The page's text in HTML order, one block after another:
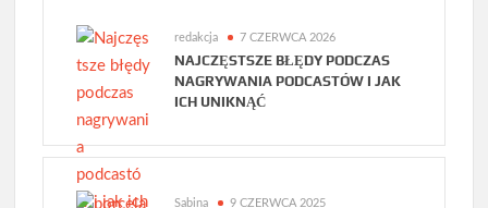
redakcja 7 CZERWCA 2026
NAJCZĘSTSZE BŁĘDY PODCZAS
NAGRYWANIA PODCASTÓW I JAK
ICH UNIKNĄĆ
Sabina 9 CZERWCA 2025